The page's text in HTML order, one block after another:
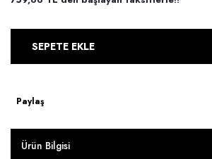
SEPETE EKLE
Paylaş
Ürün Bilgisi